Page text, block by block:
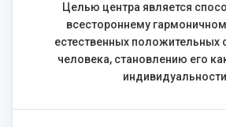
Целью центра является
всестороннему
естественных положительных
человека, становлению его